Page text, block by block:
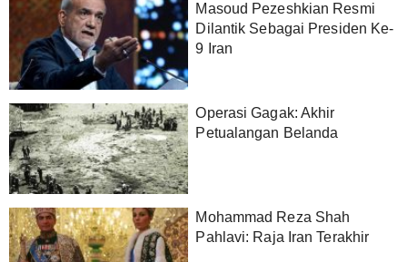
Masoud Pezeshkian Resmi
Dilantik Sebagai Presiden Ke-
9 Iran
Operasi Gagak: Akhir
Petualangan Belanda
Mohammad Reza Shah
Pahlavi: Raja Iran Terakhir